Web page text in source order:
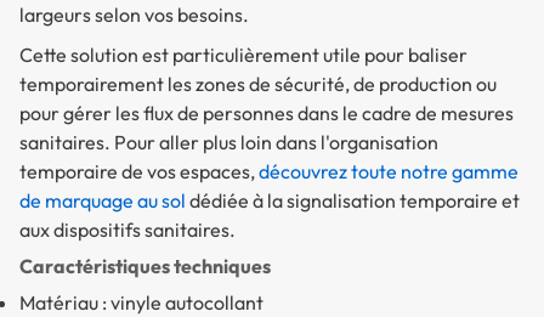
largeurs selon vos besoins.
Cette solution est particulièrement utile pour baliser
temporairement les zones de sécurité, de production ou
pour gérer les flux de personnes dans le cadre de mesures
sanitaires. Pour aller plus loin dans l'organisation
temporaire de vos espaces,découvrez toute notre gamme
de marquage au sol dédiée à la signalisation temporaire et
aux dispositifs sanitaires.
Caractéristiques techniques
Matériau : vinyle autocollant